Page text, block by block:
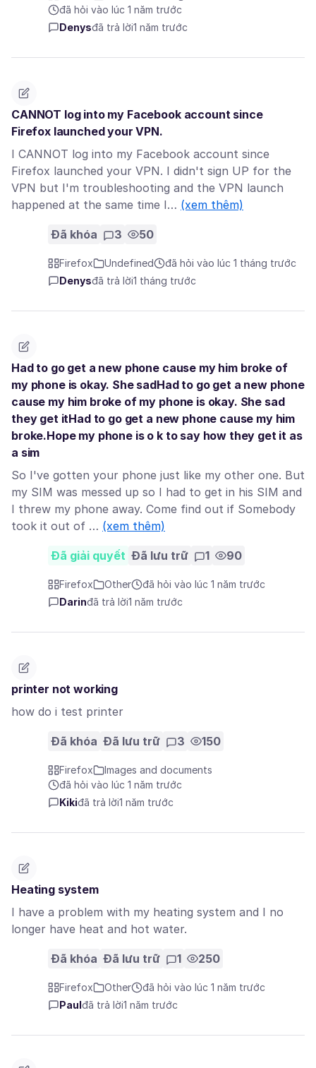
đã hỏi vào lúc 1 năm trước
Denysđã trả lời1 năm trước
CANNOT log into my Facebook account since
Firefox launched your VPN.
I CANNOT log into my Facebook account since
Firefox launched your VPN. I didn't sign UP for the
VPN but I'm troubleshooting and the VPN launch
happened at the same time I… (xem thêm)
Đã khóa 3 50
Firefox Undefined
đã hỏi vào lúc 1 tháng trước
Denysđã trả lời1 tháng trước
Had to go get a new phone cause my him broke of
my phone is okay. She sadHad to go get a new phone
cause my him broke of my phone is okay. She sad
they get itHad to go get a new phone cause my him
broke.Hope my phone is o k to say how they get it as
a sim
So I've gotten your phone just like my other one. But
my SIM was messed up so I had to get in his SIM and
I threw my phone away. Come find out if Somebody
took it out of … (xem thêm)
Đã giải quyết Đã lưu trữ 1 90
Firefox Other
đã hỏi vào lúc 1 năm trước
Darinđã trả lời1 năm trước
printer not working
how do i test printer
Đã khóa Đã lưu trữ 3 150
Firefox
Images and documents
đã hỏi vào lúc 1 năm trước
Kikiđã trả lời1 năm trước
Heating system
I have a problem with my heating system and I no
longer have heat and hot water.
Đã khóa Đã lưu trữ 1 250
Firefox Other
đã hỏi vào lúc 1 năm trước
Paul đã trả lời1 năm trước